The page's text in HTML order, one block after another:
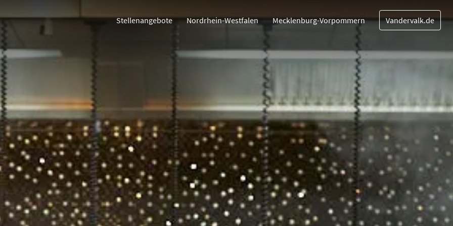
Stellenangebote Nordrhein-Westfalen Mecklenburg-Vorpommern Vandervalk.de